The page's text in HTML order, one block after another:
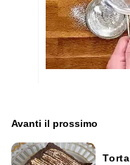
Avanti il ​​prossimo